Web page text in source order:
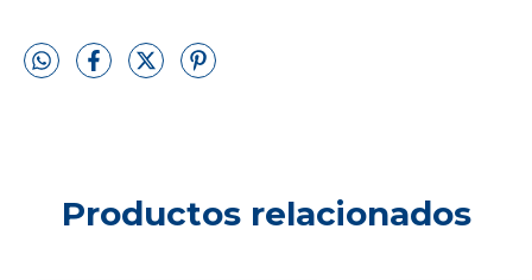
Productos relacionados